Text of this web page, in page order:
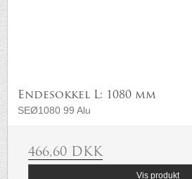
Endesokkel L: 1080 mm
SEØ1080 99 Alu
466,60 DKK
Vis produkt